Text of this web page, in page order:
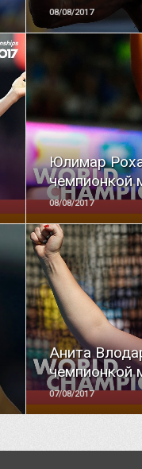
08/08/2017
Юлимар
чемпионкой
08/08/2017
Анита
чемпионкой
07/08/2017